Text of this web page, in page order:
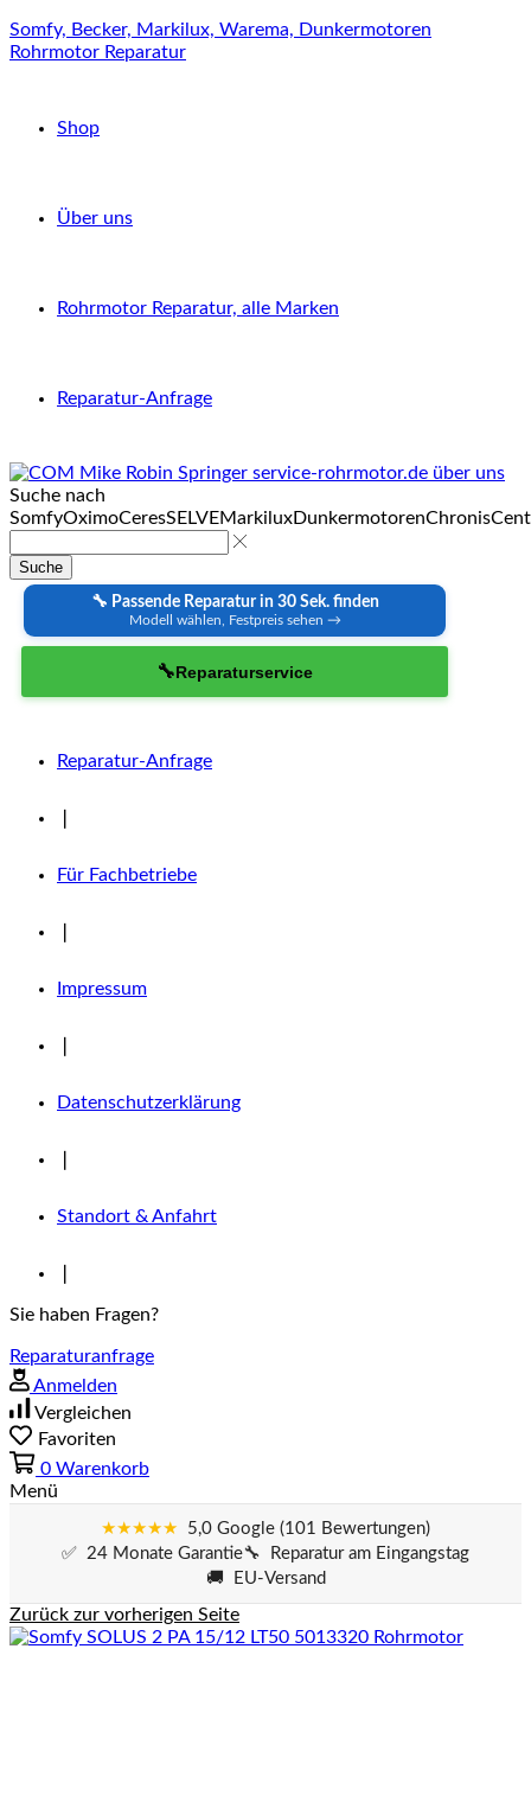
Somfy, Becker, Markilux, Warema, Dunkermotoren
Rohrmotor Reparatur
Shop
Über uns
Rohrmotor Reparatur, alle Marken
Reparatur-Anfrage
Suche nach
SomfyOximoCeresSELVEMarkiluxDunkermotorenChronis
Suche
🔧 Passende Reparatur in 30 Sek. finden
Modell wählen, Festpreis sehen →
🔧Reparaturservice
Reparatur-Anfrage
Für Fachbetriebe
Impressum
Datenschutzerklärung
Standort & Anfahrt
Sie haben Fragen?
Reparaturanfrage
Anmelden
Vergleichen
Favoriten
0 Warenkorb
Menü
★★★★★ 5,0 Google (101 Bewertungen)
✅ 24 Monate Garantie🔧 Reparatur am Eingangstag
🚚 EU-Versand
Zurück zur vorherigen Seite